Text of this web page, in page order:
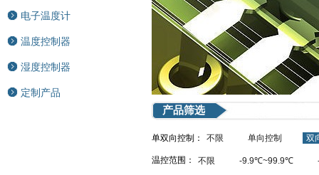
电子温度计
温度控制器
湿度控制器
定制产品
产品筛选
单双向控制： 不限 单向控制 双
温控范围： 不限 -9.9℃~99.9℃